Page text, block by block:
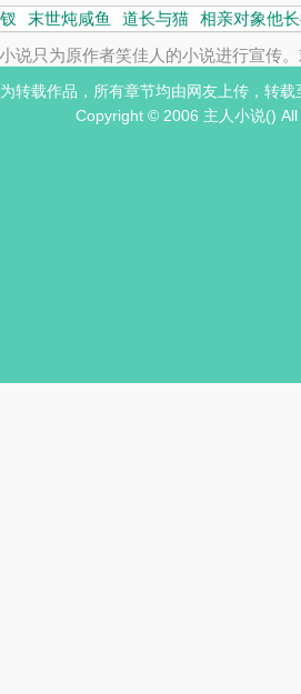
末世炖咸鱼 道长与猫 相亲对象他
说只为原作者笑佳人的小说进行宣传
转载作品，所有章节均由网友上传，转载
Copyright © 2006 主人小说() All